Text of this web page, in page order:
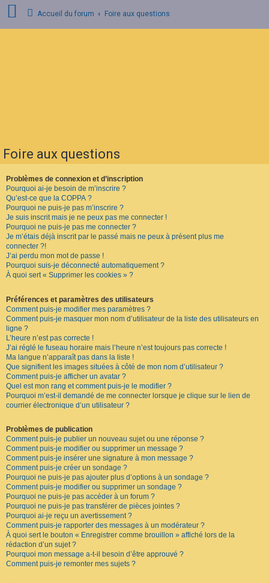
s
c
r
i
p
t
i
o
n
F
Accueil du forum Foire aux questions
Foire aux questions
Problèmes de connexion et d’inscription
Pourquoi ai-je besoin de m’inscrire ?
Qu’est-ce que la COPPA ?
Pourquoi ne puis-je pas m’inscrire ?
Je suis inscrit mais je ne peux pas me connecter !
Pourquoi ne puis-je pas me connecter ?
Je m’étais déjà inscrit par le passé mais ne peux à présent plus me
connecter ?!
J’ai perdu mon mot de passe !
Pourquoi suis-je déconnecté automatiquement ?
À quoi sert « Supprimer les cookies » ?
Préférences et paramètres des utilisateurs
Comment puis-je modifier mes paramètres ?
Comment puis-je masquer mon nom d’utilisateur de la liste des utilisateurs en
ligne ?
L’heure n’est pas correcte !
J’ai réglé le fuseau horaire mais l’heure n’est toujours pas correcte !
Ma langue n’apparaît pas dans la liste !
Que signifient les images situées à côté de mon nom d’utilisateur ?
Comment puis-je afficher un avatar ?
Quel est mon rang et comment puis-je le modifier ?
Pourquoi m’est-il demandé de me connecter lorsque je clique sur le lien de
courrier électronique d’un utilisateur ?
Problèmes de publication
Comment puis-je publier un nouveau sujet ou une réponse ?
Comment puis-je modifier ou supprimer un message ?
Comment puis-je insérer une signature à mon message ?
Comment puis-je créer un sondage ?
Pourquoi ne puis-je pas ajouter plus d’options à un sondage ?
Comment puis-je modifier ou supprimer un sondage ?
Pourquoi ne puis-je pas accéder à un forum ?
Pourquoi ne puis-je pas transférer de pièces jointes ?
Pourquoi ai-je reçu un avertissement ?
Comment puis-je rapporter des messages à un modérateur ?
À quoi sert le bouton « Enregistrer comme brouillon » affiché lors de la
rédaction d’un sujet ?
Pourquoi mon message a-t-il besoin d’être approuvé ?
Comment puis-je remonter mes sujets ?